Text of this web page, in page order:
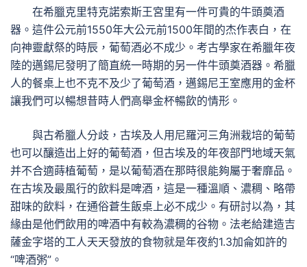
在希臘克里特克諾索斯王宮里有一件可貴的牛頭奠酒
器。這件公元前1550年大公元前1500年間的杰作表白，在
向神靈獻祭的時辰，葡萄酒必不成少。考古學家在希臘年夜
陸的邁錫尼發明了簡直統一時期的另一件牛頭奠酒器。希臘
人的餐桌上也不克不及少了葡萄酒，邁錫尼王室應用的金杯
讓我們可以暢想昔時人們高舉金杯暢飲的情形。
與古希臘人分歧，古埃及人用尼羅河三角洲栽培的葡萄
也可以釀造出上好的葡萄酒，但古埃及的年夜部門地域天氣
并不合適蒔植葡萄，是以葡萄酒在那時很能夠屬于奢靡品。
在古埃及最風行的飲料是啤酒，這是一種溫順、濃稠、略帶
甜味的飲料，在通俗蒼生飯桌上必不成少。有研討以為，其
緣由是他們飲用的啤酒中有較為濃稠的谷物。法老給建造吉
薩金字塔的工人天天發放的食物就是年夜約1.3加侖如許的
“啤酒粥”。